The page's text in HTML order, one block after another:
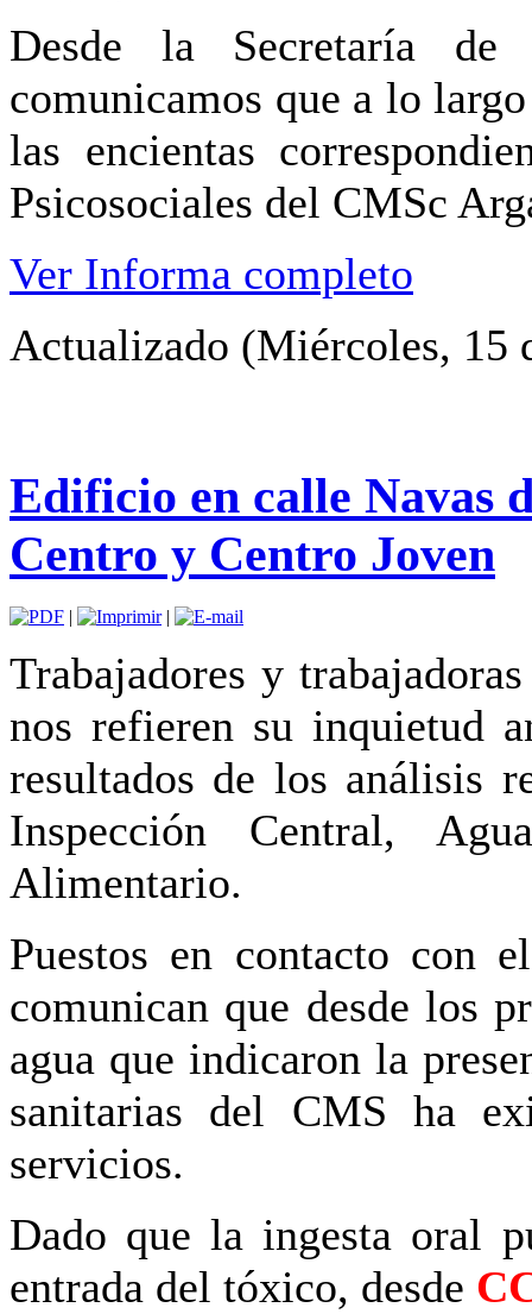
Desde la Secretaría
comunicamos que a lo
las encientas
Psicosociales del CMSc
Ver Informa completo
Actualizado (Miércoles, 15
Edificio en calle Navas
Centro y Centro Joven
| |
Trabajadores y
nos refieren su inquietud
resultados de los análisis
Inspección Central,
Alimentario.
Puestos en contacto con
comunican que desde los
agua que indicaron la
sanitarias del CMS ha
servicios.
Dado que la ingesta oral
entrada del tóxico, desde